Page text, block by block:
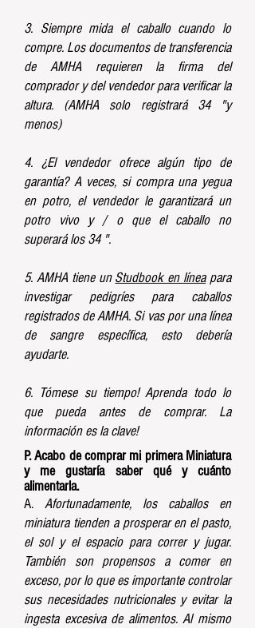
3. Siempre mida el caballo cuando lo
compre. Los documentos de transferencia
de AMHA requieren la firma del
comprador y del vendedor para verificar la
altura. (AMHA solo registrará 34 "y
menos)
4. ¿El vendedor ofrece algún tipo de
garantía? A veces, si compra una yegua
en potro, el vendedor le garantizará un
potro vivo y / o que el caballo no
superará los 34 ".
5. AMHA tiene unStudbook en líneapara
investigar pedigríes para caballos
registrados de AMHA. Si vas por una línea
de sangre específica, esto debería
ayudarte.
6. Tómese su tiempo! Aprenda todo lo
que pueda antes de comprar. La
información es la clave!
P. Acabo de comprar mi primera Miniatura
y me gustaría saber qué y cuánto
alimentarla.
A. Afortunadamente, los caballos en
miniatura tienden a prosperar en el pasto,
el sol y el espacio para correr y jugar.
También son propensos a comer en
exceso, por lo que es importante controlar
sus necesidades nutricionales y evitar la
ingesta excesiva de alimentos. Al mismo